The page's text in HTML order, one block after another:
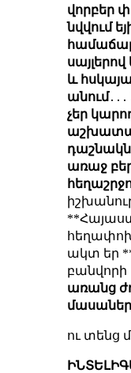
վորբեր
նվվում
և
անում․․․
չեր
առաջ
ակտ եր
բանվորի
առանց
ու տենց